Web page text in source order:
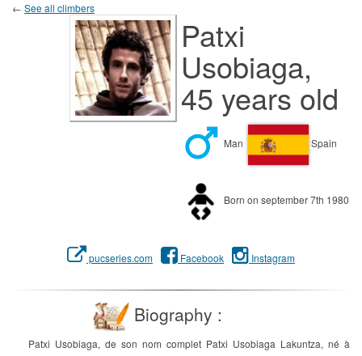
← See all climbers
Patxi
Usobiaga,
45 years old
Man Spain
Born on september 7th 1980
pucseries.com Facebook Instagram
Biography :
Patxi Usobiaga, de son nom complet Patxi Usobiaga Lakuntza, né à